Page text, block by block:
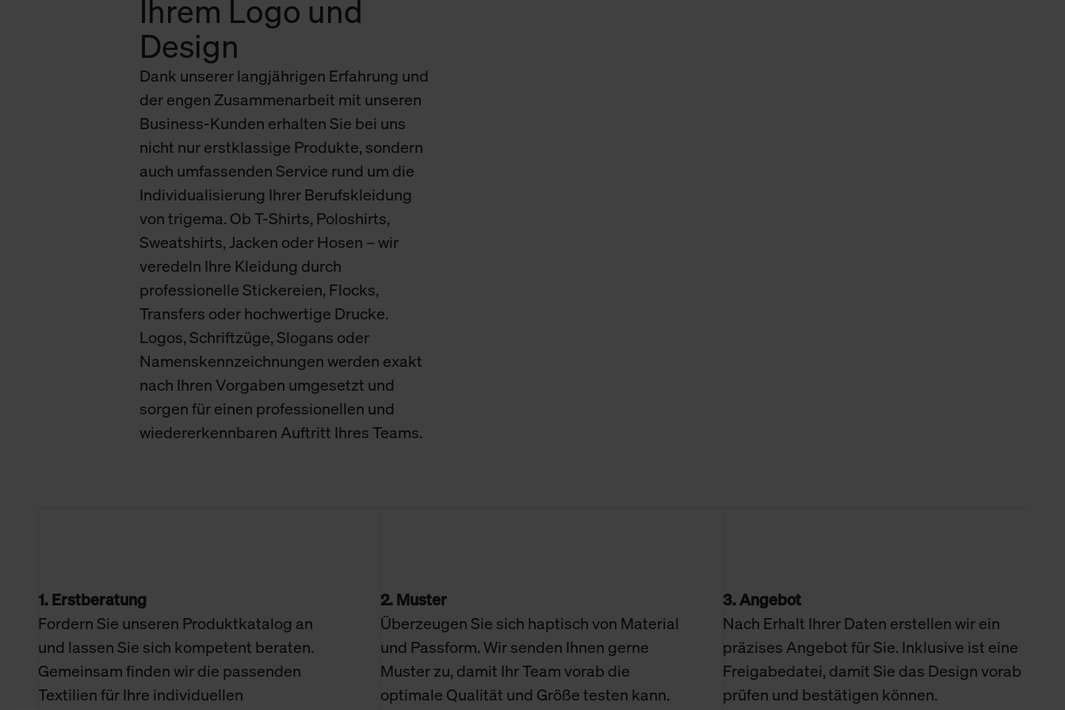
verbundene Verwendung der Cookies sowie die bis zum Zeitpunkt der Änderung gesammelten Daten.
Weitere Informationen über Cookies und Web-Technologien sowie die Nutzung Ihrer persönlichen Daten finden Sie in
unserer Datenschutzerklärung.
Ihrem Logo und
Design
Dank unserer langjährigen Erfahrung und
der engen Zusammenarbeit mit unseren
Business-Kunden erhalten Sie bei uns
nicht nur erstklassige Produkte, sondern
auch umfassenden Service rund um die
Individualisierung Ihrer Berufskleidung
von trigema. Ob T-Shirts, Poloshirts,
Sweatshirts, Jacken oder Hosen – wir
veredeln Ihre Kleidung durch
professionelle Stickereien, Flocks,
Transfers oder hochwertige Drucke.
Logos, Schriftzüge, Slogans oder
Namenskennzeichnungen werden exakt
nach Ihren Vorgaben umgesetzt und
sorgen für einen professionellen und
wiedererkennbaren Auftritt Ihres Teams.
1. Erstberatung
Fordern Sie unseren Produktkatalog an
und lassen Sie sich kompetent beraten.
Gemeinsam finden wir die passenden
Textilien für Ihre individuellen
2. Muster
Überzeugen Sie sich haptisch von Material
und Passform. Wir senden Ihnen gerne
Muster zu, damit Ihr Team vorab die
optimale Qualität und Größe testen kann.
3. Angebot
Nach Erhalt Ihrer Daten erstellen wir ein
präzises Angebot für Sie. Inklusive ist eine
Freigabedatei, damit Sie das Design vorab
prüfen und bestätigen können.